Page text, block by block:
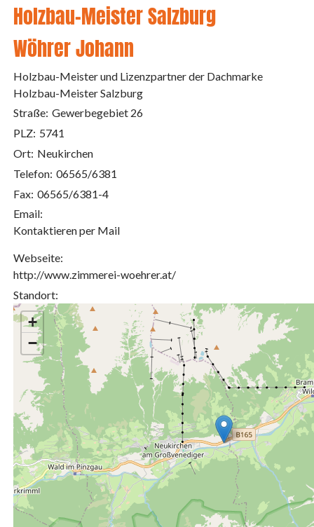
Holzbau-Meister Salzburg
Wöhrer Johann
Holzbau-Meister und Lizenzpartner der Dachmarke
Holzbau-Meister Salzburg
Straße: Gewerbegebiet 26
PLZ: 5741
Ort: Neukirchen
Telefon: 06565/6381
Fax: 06565/6381-4
Email:
Kontaktieren per Mail
Webseite:
http://www.zimmerei-woehrer.at/
Standort:
+
−